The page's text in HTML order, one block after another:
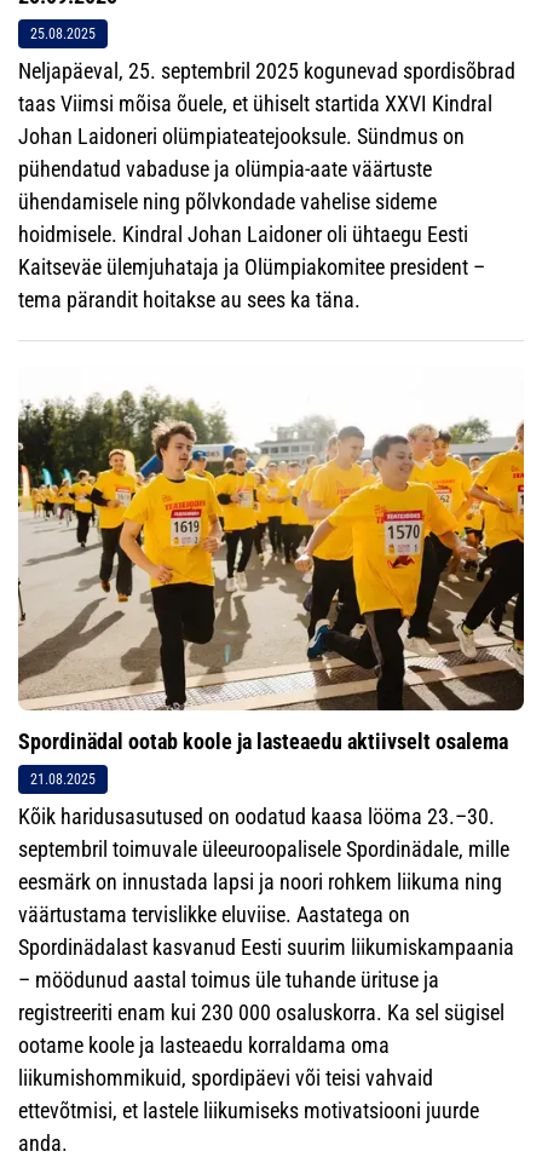
25.08.2025
Neljapäeval, 25. septembril 2025 kogunevad spordisõbrad
taas Viimsi mõisa õuele, et ühiselt startida XXVI Kindral
Johan Laidoneri olümpiateatejooksule. Sündmus on
pühendatud vabaduse ja olümpia-aate väärtuste
ühendamisele ning põlvkondade vahelise sideme
hoidmisele. Kindral Johan Laidoner oli ühtaegu Eesti
Kaitseväe ülemjuhataja ja Olümpiakomitee president –
tema pärandit hoitakse au sees ka täna.
Spordinädal ootab koole ja lasteaedu aktiivselt osalema
21.08.2025
Kõik haridusasutused on oodatud kaasa lööma 23.–30.
septembril toimuvale üleeuroopalisele Spordinädale, mille
eesmärk on innustada lapsi ja noori rohkem liikuma ning
väärtustama tervislikke eluviise. Aastatega on
Spordinädalast kasvanud Eesti suurim liikumiskampaania
– möödunud aastal toimus üle tuhande ürituse ja
registreeriti enam kui 230 000 osaluskorra. Ka sel sügisel
ootame koole ja lasteaedu korraldama oma
liikumishommikuid, spordipäevi või teisi vahvaid
ettevõtmisi, et lastele liikumiseks motivatsiooni juurde
anda.